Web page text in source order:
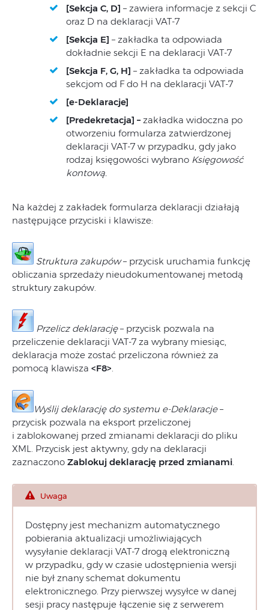
[Sekcja C, D] – zawiera informacje z sekcji C
oraz D na deklaracji VAT-7
[Sekcja E] – zakładka ta odpowiada
dokładnie sekcji E na deklaracji VAT-7
[Sekcja F, G, H] – zakładka ta odpowiada
sekcjom od F do H na deklaracji VAT-7
[e-Deklaracje]
[Predekretacja] – zakładka widoczna po
otworzeniu formularza zatwierdzonej
deklaracji VAT-7 w przypadku, gdy jako
rodzaj księgowości wybrano Księgowość
kontową.
Na każdej z zakładek formularza deklaracji działają
następujące przyciski i klawisze:
Struktura zakupów– przycisk uruchamia funkcję
obliczania sprzedaży nieudokumentowanej metodą
struktury zakupów.
Przelicz deklarację– przycisk pozwala na
przeliczenie deklaracji VAT-7 za wybrany miesiąc,
deklaracja może zostać przeliczona również za
pomocą klawisza <F8>
Wyślij deklarację do systemu e-Deklaracje–
przycisk pozwala na eksport przeliczonej
i zablokowanej przed zmianami deklaracji do pliku
XML. Przycisk jest aktywny, gdy na deklaracji
zaznaczono Zablokuj deklarację przed zmianami
Uwaga
Dostępny jest mechanizm automatycznego
pobierania aktualizacji umożliwiających
wysyłanie deklaracji VAT-7 drogą elektroniczną
w przypadku, gdy w czasie udostępnienia wersji
nie był znany schemat dokumentu
elektronicznego. Przy pierwszej wysyłce w danej
sesji pracy następuje łączenie się z serwerem